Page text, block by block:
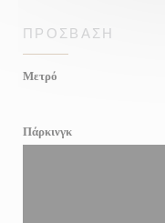
ΠΡΌΣΒΑΣΗ
Μετρό
Πάρκινγκ